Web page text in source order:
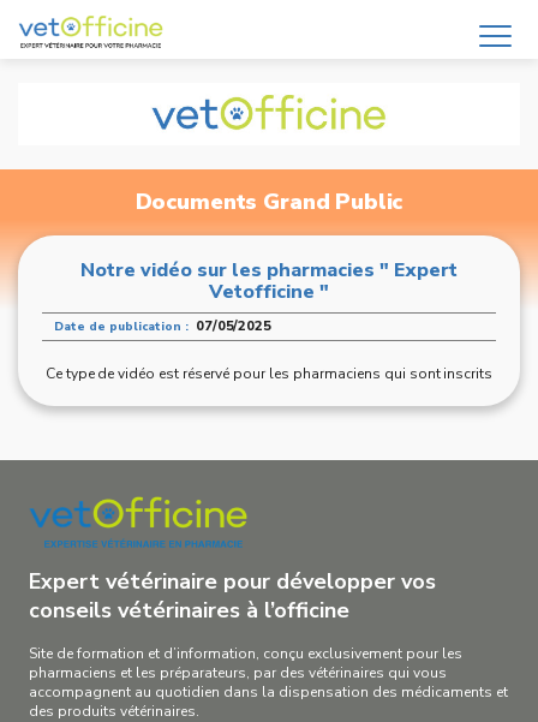
Documents Grand Public
Notre vidéo sur les pharmacies " Expert
Vetofficine "
Date de publication : 07/05/2025
Ce type de vidéo est réservé pour les pharmaciens qui sont inscrits
Expert vétérinaire pour développer vos
conseils vétérinaires à l’officine
Site de formation et d’information, conçu exclusivement pour les
pharmaciens et les préparateurs, par des vétérinaires qui vous
accompagnent au quotidien dans la dispensation des médicaments et
des produits vétérinaires.